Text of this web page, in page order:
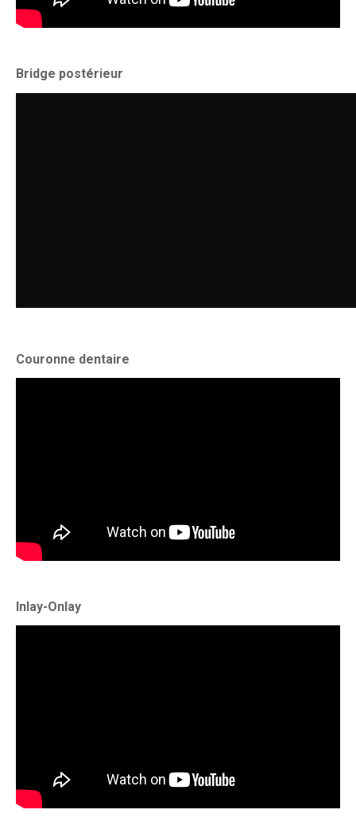
Bridge postérieur
Couronne dentaire
Inlay-Onlay